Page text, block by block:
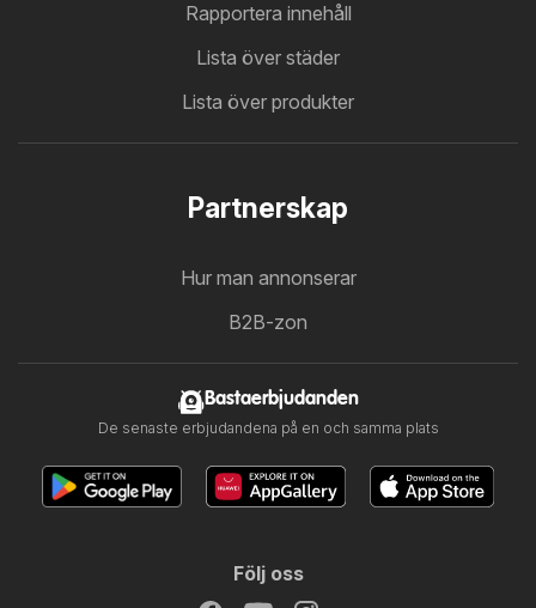
Rapportera innehåll
Lista över städer
Lista över produkter
Partnerskap
Hur man annonserar
B2B-zon
Bastaerbjudanden
De senaste erbjudandena på en och samma plats
Följ oss